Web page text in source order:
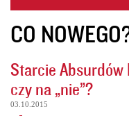
CO
Starcie Absurdów
czy na „nie”?
03.10.2015